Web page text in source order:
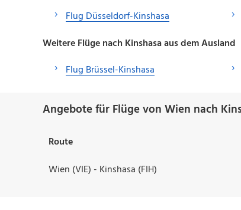
Flug Düsseldorf-Kinshasa
Weitere Flüge nach Kinshasa aus dem Ausland
Flug Brüssel-Kinshasa
Angebote für Flüge von Wien nach
Route
Wien (VIE) - Kinshasa (FIH)